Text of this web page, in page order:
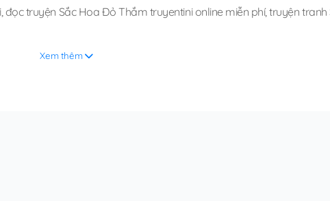
,đọc truyện Sắc Hoa Đỏ Thắm truyentini online miễn phí,truyện
Xem thêm